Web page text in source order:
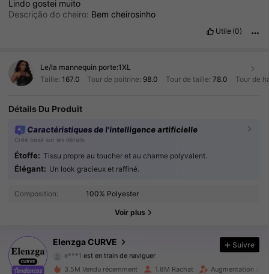
Lindogostei muito
Descrição do cheiro: Bemcheirosinho
Utile (0)
Le/la mannequin porte:1XL
Taille: 167.0 Tour de poitrine: 98.0 Tour de taille: 78.0 Tour de
Détails Du Produit
Caractéristiques de l'intelligence artificielle
Créé basé sur les détails
Étoffe: Tissu propre au toucher et au charme polyvalent.
Élégant: Un look gracieux et raffiné.
Composition: 100% Polyester
Voir plus
Elenzga CURVE
650K Suiveurs
e***1 est en train de naviguer
4.84
Suivre
3.5M Vendu récemment 1.8M Rachat Augmentation du